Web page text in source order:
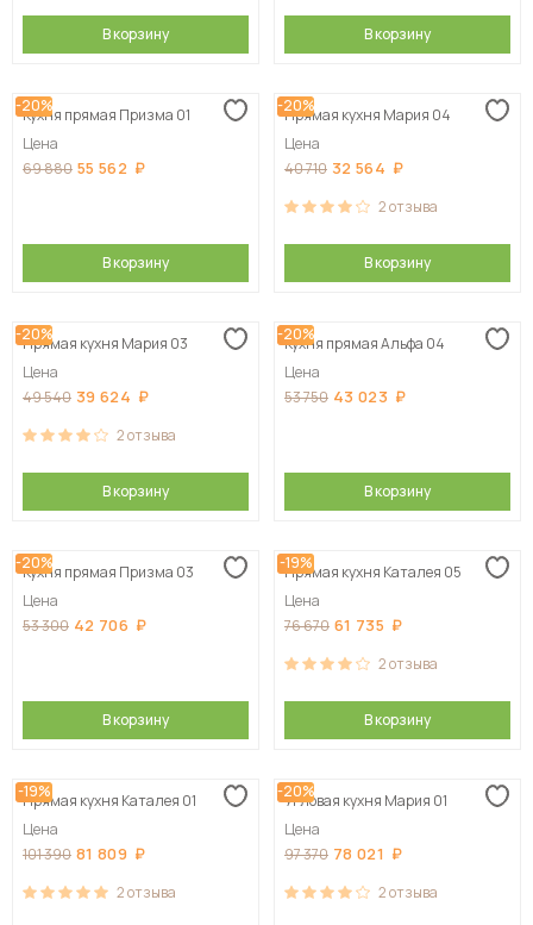
В корзину В корзину
-20%
Кухня прямая Призма 01
Цена
69 880 55 562
В корзину
-20%
Прямая кухня Мария 04
Цена
40 710 32 564
2отзыва
В корзину
-20%
Прямая кухня Мария 03
Цена
49 540 39 624
2отзыва
В корзину
-20%
Кухня прямая Альфа 04
Цена
53 750 43 023
В корзину
-20%
Кухня прямая Призма 03
Цена
53 300 42 706
В корзину
-19%
Прямая кухня Каталея 05
Цена
76 670 61 735
2отзыва
В корзину
-19%
Прямая кухня Каталея 01
Цена
101 390 81 809
2отзыва
-20%
Угловая кухня Мария 01
Цена
97 370 78 021
2отзыва